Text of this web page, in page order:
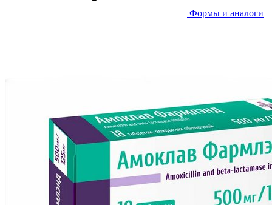
Формы и аналоги